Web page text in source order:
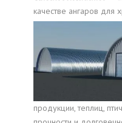
качестве ангаров для
продукции, теплиц,